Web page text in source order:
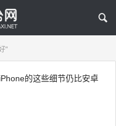
"
的这些细节仍比安卓